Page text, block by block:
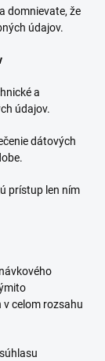
domnievate, že
údajov.
a
údajov.
dátových
prístup len ním
celom rozsahu